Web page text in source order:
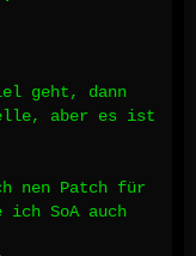
geht, dann
aber es ist
nen Patch für
ich SoA auch